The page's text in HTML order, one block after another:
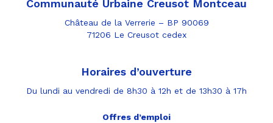
Communauté Urbaine Creusot Montceau
Château de la Verrerie – BP 90069
71206 Le Creusot cedex
Horaires d’ouverture
Du lundi au vendredi de 8h30 à 12h et de 13h30 à 17h
Offres d’emploi